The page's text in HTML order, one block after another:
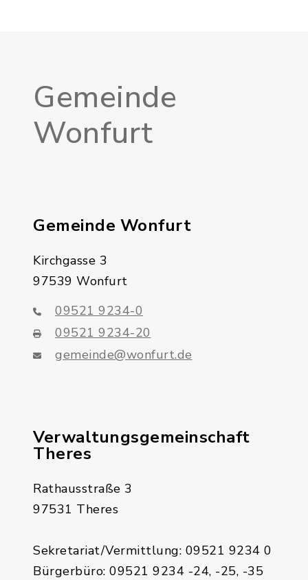
Gemeinde
Wonfurt
Gemeinde Wonfurt
Kirchgasse 3
97539 Wonfurt
09521 9234-0
09521 9234-20
gemeinde@wonfurt.de
Verwaltungsgemeinschaft
Theres
Rathausstraße 3
97531 Theres
Sekretariat/Vermittlung: 09521 9234 0
Bürgerbüro: 09521 9234 -24, -25, -35